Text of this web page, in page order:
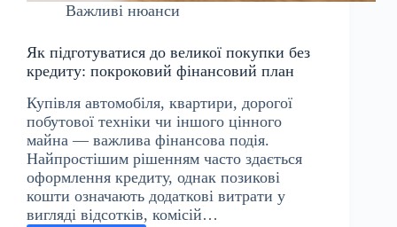
Важливі нюанси
Як підготуватися до великої покупки без
кредиту: покроковий фінансовий план
Купівля автомобіля, квартири, дорогої
побутової техніки чи іншого цінного
майна — важлива фінансова подія.
Найпростішим рішенням часто здається
оформлення кредиту, однак позикові
кошти означають додаткові витрати у
вигляді відсотків, комісій…